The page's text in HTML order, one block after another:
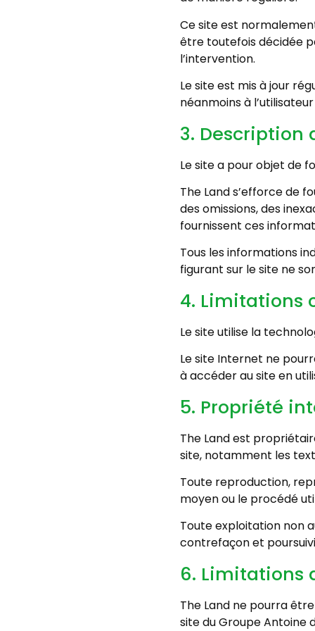
Ce site est
être toutefois décidée
l’intervention.
Le site est mis à jour
néanmoins à
3. Description
Le site a pour objet de
The Land s’efforce de
des omissions, des
fournissent ces
Tous les informations
figurant sur le site ne
4. Limitations
Le site utilise la
Le site Internet ne
à accéder au site en
5. Propriété
The Land est
site, notamment les
Toute reproduction,
moyen ou le procédé
Toute exploitation non
contrefaçon et
6. Limitations
The Land ne pourra
site du Groupe Antoine